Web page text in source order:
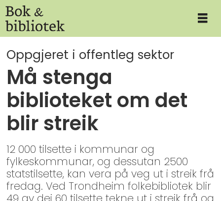
Oppgjeret i offentleg sektor
Må stenga
biblioteket om det
blir streik
12 000 tilsette i kommunar og
fylkeskommunar, og dessutan 2500
statstilsette, kan vera på veg ut i streik frå
fredag. Ved Trondheim folkebibliotek blir